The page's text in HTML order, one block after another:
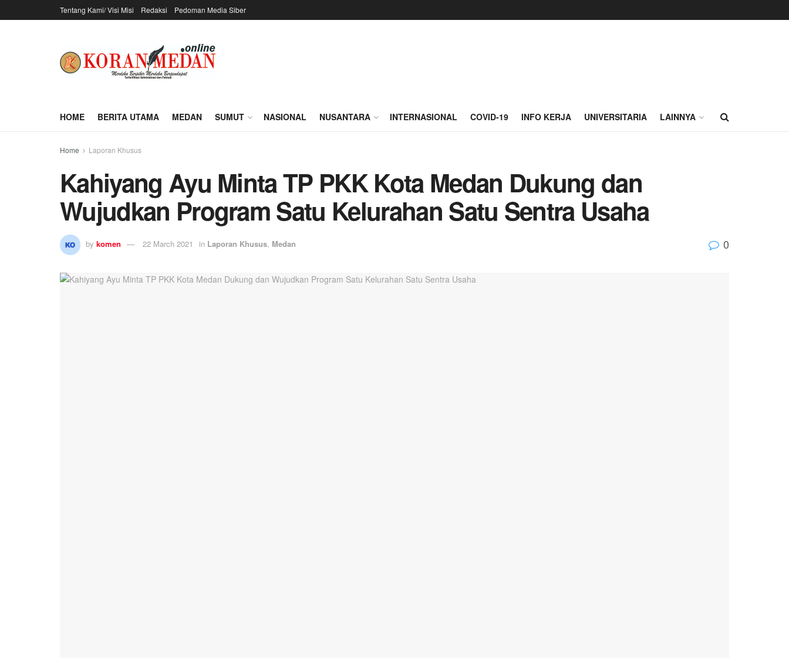
Tentang Kami/ Visi Misi Redaksi Pedoman Media Siber
HOME BERITA UTAMA MEDAN SUMUT NASIONAL NUSANTARA INTERNASIONAL COVID-19 INFO KERJA UNIVERSITARIA LAINNYA
Home Laporan Khusus
Kahiyang Ayu Minta TP PKK Kota Medan Dukung dan
Wujudkan Program Satu Kelurahan Satu Sentra Usaha
by komen 22 March 2021 in Laporan Khusus, Medan 0